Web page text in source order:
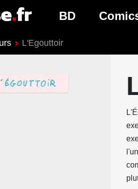
BD
Nouveautés BD
Genres BD Genres
L'Egouttoir